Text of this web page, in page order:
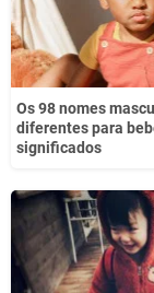
Os 98 nomes
diferentes para
significados